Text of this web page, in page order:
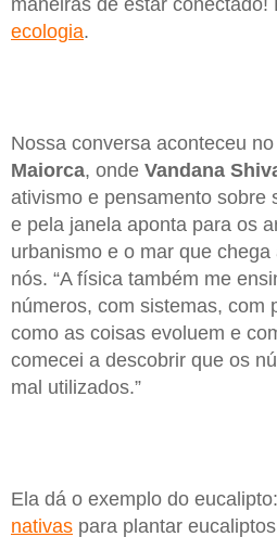
ecologia.
Nossa conversa aconteceu
Maiorca, onde Vandana
ativismo e pensamento sobre
e pela janela aponta para os
urbanismo e o mar que
nós. “A física também me
números, com sistemas, com
como as coisas evoluem e
comecei a descobrir que os
mal utilizados.”
Ela dá o exemplo do
nativas para plantar